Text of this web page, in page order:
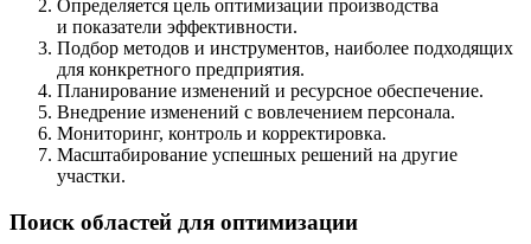
Определяется цель оптимизации производства
и показатели эффективности.
Подбор методов и инструментов, наиболее подходящих
для конкретного предприятия.
Планирование изменений и ресурсное обеспечение.
Внедрение изменений с вовлечением персонала.
Мониторинг, контроль и корректировка.
Масштабирование успешных решений на другие
участки.
Поиск областей для оптимизации